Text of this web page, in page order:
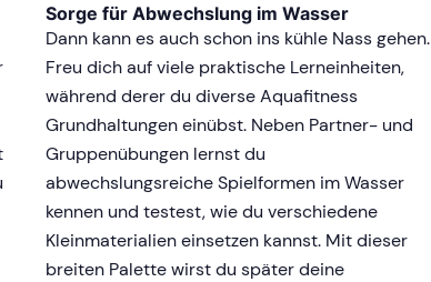
Sorge für Abwechslung im Wasser
Dann kann es auch schon ins kühle Nass gehen.
Freu dich auf viele praktische Lerneinheiten,
während derer du diverse Aquafitness
Grundhaltungen einübst. Neben Partner- und
Gruppenübungen lernst du
abwechslungsreiche Spielformen im Wasser
kennen und testest, wie du verschiedene
Kleinmaterialien einsetzen kannst. Mit dieser
breiten Palette wirst du später deine